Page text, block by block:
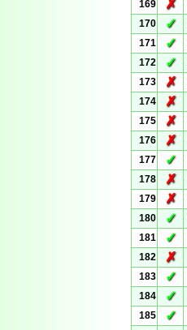
169
✗
170
✓
171
✓
172
✓
173
✗
174
✗
175
✗
176
✗
177
✓
178
✗
179
✗
180
✓
181
✓
182
✗
183
✓
184
✓
185
✓